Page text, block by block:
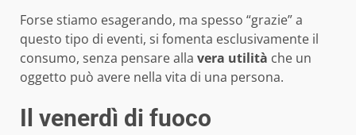
Forse stiamo esagerando, ma spesso “grazie” a
questo tipo di eventi, si fomenta esclusivamente il
consumo, senza pensare alla vera utilità che un
oggetto può avere nella vita di una persona.
Il venerdì di fuoco